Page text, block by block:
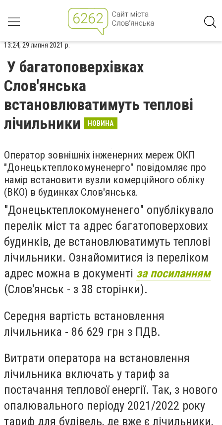
13:24, 29 липня 2021 р.
У багатоповерхівках
Слов'янська
встановлюватимуть теплові
лічильники
НОВИНА
Оператор зовнішніх інженерних мереж ОКП
"Донецьктеплокомуненерго" повідомляє про
намір встановити вузли комерційного обліку
(ВКО) в будинках Слов'янська.
"Донецьктеплокомуненего" опублікувало
перелік міст та адрес багатоповерхових
будинків, де встановлюватимуть теплові
лічильники. Ознайомитися із переліком
адрес можна в документі за посиланням
(Слов'янськ - з 38 сторінки).
Середня вартість встановлення
лічильника - 86 629 грн з ПДВ.
Витрати оператора на встановлення
лічильника включать у тариф за
постачання теплової енергії. Так, з нового
опалювального періоду 2021/2022 року
тариф для будівель, де вже є лічильники,